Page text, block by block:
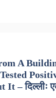
A
– दिल्लीः